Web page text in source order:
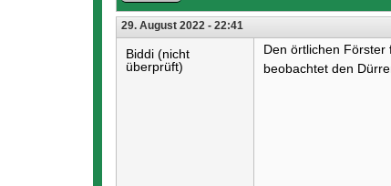
29. August 2022 - 22:41
Biddi (nicht
überprüft)
Den örtlichen
beobachtet den